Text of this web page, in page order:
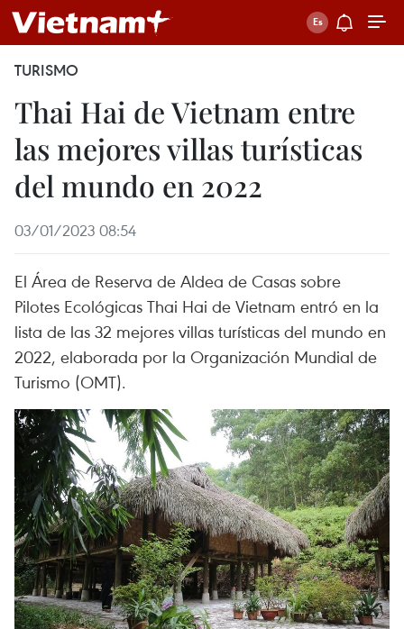
TURISMO
Thai Hai de Vietnam entre
las mejores villas turísticas
del mundo en 2022
03/01/2023 08:54
El Área de Reserva de Aldea de Casas sobre
Pilotes Ecológicas Thai Hai de Vietnam entró en la
lista de las 32 mejores villas turísticas del mundo en
2022, elaborada por la Organización Mundial de
Turismo (OMT).